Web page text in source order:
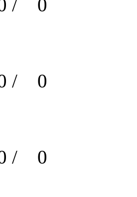
/ 0
/ 0
/ 0